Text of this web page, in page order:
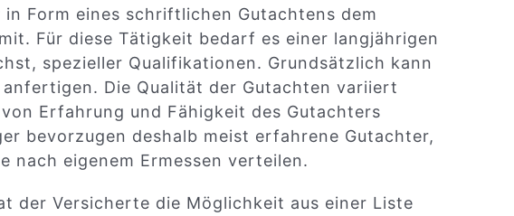
Form eines schriftlichen Gutachtens dem
Für diese Tätigkeit bedarf es einer langjährigen
spezieller Qualifikationen. Grundsätzlich kann
Die Qualität der Gutachten variiert
Erfahrung und Fähigkeit des Gutachters
bevorzugen deshalb meist erfahrene Gutachter,
nach eigenem Ermessen verteilen.
der Versicherte die Möglichkeit aus einer Liste